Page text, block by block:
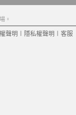
。
聲明 隱私權聲明 客服